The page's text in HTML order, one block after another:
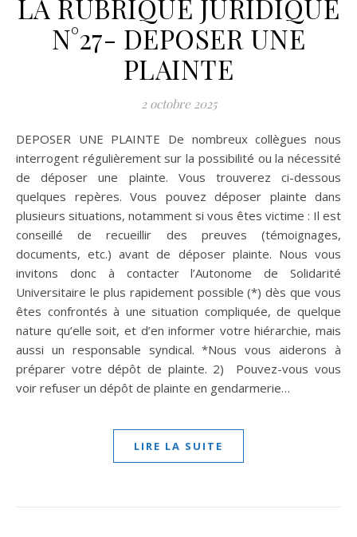
LA RUBRIQUE JURIDIQUE
N°27- DEPOSER UNE
PLAINTE
2 octobre 2025
DEPOSER UNE PLAINTE De nombreux collègues nous
interrogent régulièrement sur la possibilité ou la nécessité
de déposer une plainte. Vous trouverez ci-dessous
quelques repères. Vous pouvez déposer plainte dans
plusieurs situations, notamment si vous êtes victime : Il est
conseillé de recueillir des preuves (témoignages,
documents, etc.) avant de déposer plainte. Nous vous
invitons donc à contacter l’Autonome de Solidarité
Universitaire le plus rapidement possible (*) dès que vous
êtes confrontés à une situation compliquée, de quelque
nature qu’elle soit, et d’en informer votre hiérarchie, mais
aussi un responsable syndical. *Nous vous aiderons à
préparer votre dépôt de plainte. 2) Pouvez-vous vous
voir refuser un dépôt de plainte en gendarmerie…
LIRE LA SUITE